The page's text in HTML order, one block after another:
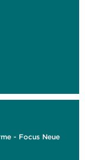
- Focus Neue